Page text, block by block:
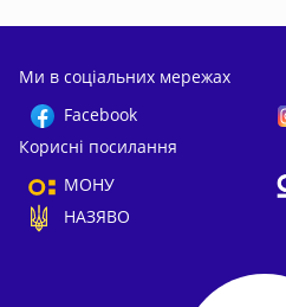
Ми в соціальних мережах
Facebook
Корисні посилання
МОНУ
НАЗЯВО